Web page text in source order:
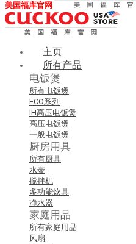
美国福库官网
主页
所有产品
电饭煲
所有电饭煲
ECO系列
IH高压电饭煲
高压电饭煲
一般电饭煲
厨房用具
所有厨具
水壶
搅拌机
多功能炊具
净水器
家庭用品
所有家庭用品
风扇